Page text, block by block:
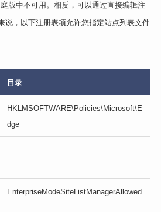
版中不可用。相反，可以通过直接编辑注
说，以下注册表项允许您指定站点列表文件
目录
HKLMSOFTWARE\Policies\Microsoft\E
dge
EnterpriseModeSiteListManagerAllowed